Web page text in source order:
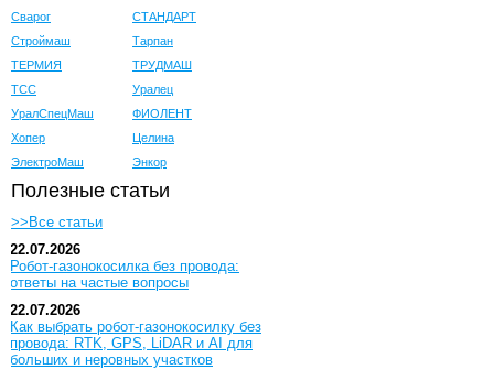
Сварог
СТАНДАРТ
Строймаш
Тарпан
ТЕРМИЯ
ТРУДМАШ
ТСС
Уралец
УралСпецМаш
ФИОЛЕНТ
Хопер
Целина
ЭлектроМаш
Энкор
Полезные статьи
>>Все статьи
22.07.2026
Робот-газонокосилка без провода:
ответы на частые вопросы
22.07.2026
Как выбрать робот-газонокосилку без
провода: RTK, GPS, LiDAR и AI для
больших и неровных участков